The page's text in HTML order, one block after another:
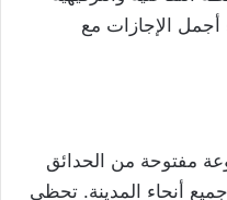
أجمل الإجازات مع
مفتوحة من الحدائق
أنحاء المدينة. تحظى